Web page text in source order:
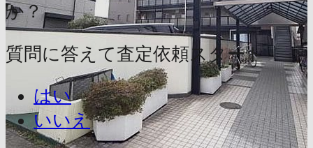
か？
質問に答えて査定依頼スタート
はい
いいえ